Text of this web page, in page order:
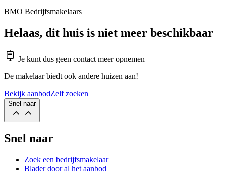
BMO Bedrijfsmakelaars
Helaas, dit huis is niet meer beschikbaar
Je kunt dus geen contact meer opnemen
De makelaar biedt ook andere huizen aan!
Bekijk aanbodZelf zoeken
Snel naar
Snel naar
Zoek een bedrijfsmakelaar
Blader door al het aanbod